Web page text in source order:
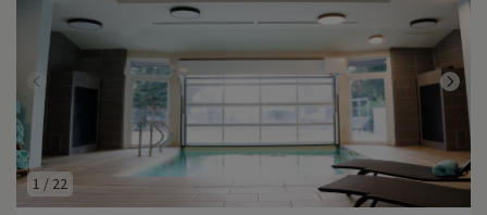
1 / 22